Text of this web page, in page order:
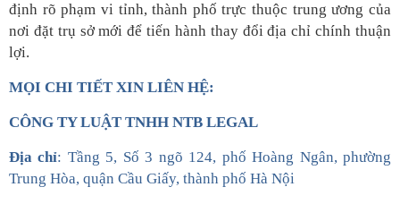
định rõ phạm vi tỉnh, thành phố trực thuộc trung ương của
nơi đặt trụ sở mới để tiến hành thay đổi địa chỉ chính thuận
lợi.
MỌI CHI TIẾT XIN LIÊN HỆ:
CÔNG TY LUẬT TNHH NTB LEGAL
Địa chỉ: Tầng 5, Số 3 ngõ 124, phố Hoàng Ngân, phường
Trung Hòa, quận Cầu Giấy, thành phố Hà Nội